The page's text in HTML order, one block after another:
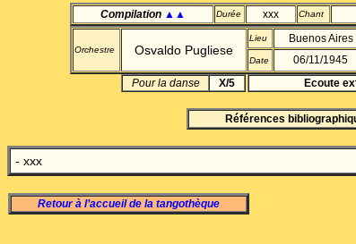
Compilation ▲▲ Durée xxx Chant
Orchestre Osvaldo Pugliese
Lieu Buenos Aires
Date 06/11/1945
Pour la danse X/5 Ecoute
Références
- xxx
Retour à l’accueil de la tangothèque